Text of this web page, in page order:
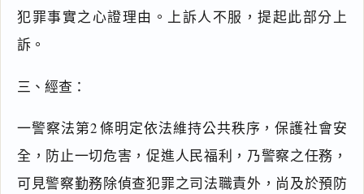
犯罪事實之心證理由。上訴人不服，提起此部分上
訴。
三、經查：
一警察法第2 條明定依法維持公共秩序，保護社會安
全，防止一切危害，促進人民福利，乃警察之任務，
可見警察勤務除偵查犯罪之司法職責外，尚及於預防